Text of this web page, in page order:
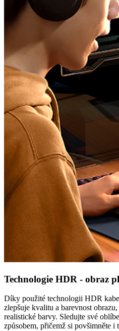
Technologie HDR - obraz
Díky použité technologii HDR
zlepšuje kvalitu a barevnost
realistické barvy. Sledujte své
způsobem, přičemž si povšimněte i